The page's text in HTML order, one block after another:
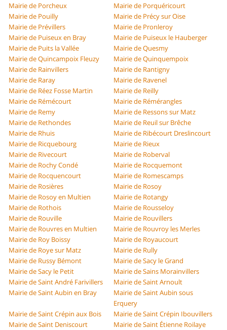
Mairie de Porcheux
Mairie de Porquéricourt
Mairie de Pouilly
Mairie de Précy sur Oise
Mairie de Prévillers
Mairie de Pronleroy
Mairie de Puiseux en Bray
Mairie de Puiseux le Hauberger
Mairie de Puits la Vallée
Mairie de Quesmy
Mairie de Quincampoix Fleuzy
Mairie de Quinquempoix
Mairie de Rainvillers
Mairie de Rantigny
Mairie de Raray
Mairie de Ravenel
Mairie de Réez Fosse Martin
Mairie de Reilly
Mairie de Rémécourt
Mairie de Rémérangles
Mairie de Remy
Mairie de Ressons sur Matz
Mairie de Rethondes
Mairie de Reuil sur Brêche
Mairie de Rhuis
Mairie de Ribécourt Dreslincourt
Mairie de Ricquebourg
Mairie de Rieux
Mairie de Rivecourt
Mairie de Roberval
Mairie de Rochy Condé
Mairie de Rocquemont
Mairie de Rocquencourt
Mairie de Romescamps
Mairie de Rosières
Mairie de Rosoy
Mairie de Rosoy en Multien
Mairie de Rotangy
Mairie de Rothois
Mairie de Rousseloy
Mairie de Rouville
Mairie de Rouvillers
Mairie de Rouvres en Multien
Mairie de Rouvroy les Merles
Mairie de Roy Boissy
Mairie de Royaucourt
Mairie de Roye sur Matz
Mairie de Rully
Mairie de Russy Bémont
Mairie de Sacy le Grand
Mairie de Sacy le Petit
Mairie de Sains Morainvillers
Mairie de Saint André Farivillers
Mairie de Saint Arnoult
Mairie de Saint Aubin en Bray
Mairie de Saint Aubin sous
Erquery
Mairie de Saint Crépin aux Bois
Mairie de Saint Crépin Ibouvillers
Mairie de Saint Deniscourt
Mairie de Saint Étienne Roilaye